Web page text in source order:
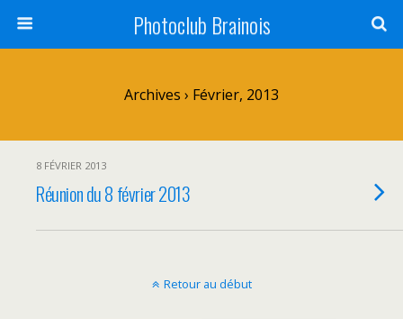
Photoclub Brainois
Archives › Février, 2013
8 FÉVRIER 2013
Réunion du 8 février 2013
Retour au début